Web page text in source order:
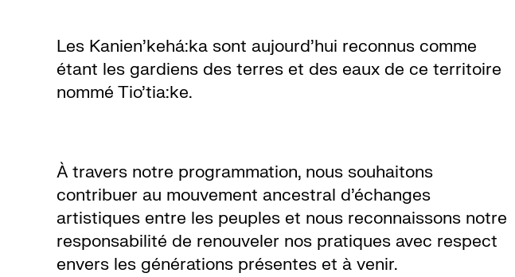
Wilder
Location
salles
Les Kanien’kehá:ka sont aujourd’hui reconnus comme
étant les gardiens des terres et des eaux de ce territoire
nommé Tio’tia:ke.
À travers notre programmation, nous souhaitons
contribuer au mouvement ancestral d’échanges
artistiques entre les peuples et nous reconnaissons notre
responsabilité de renouveler nos pratiques avec respect
envers les générations présentes et à venir.